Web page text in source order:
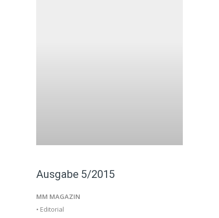
Ausgabe 5/2015
MM MAGAZIN
• Editorial